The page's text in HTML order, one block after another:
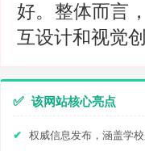
好。整体而言
互设计和视觉
✅ 该网站核心亮点
权威信息发布，涵盖学